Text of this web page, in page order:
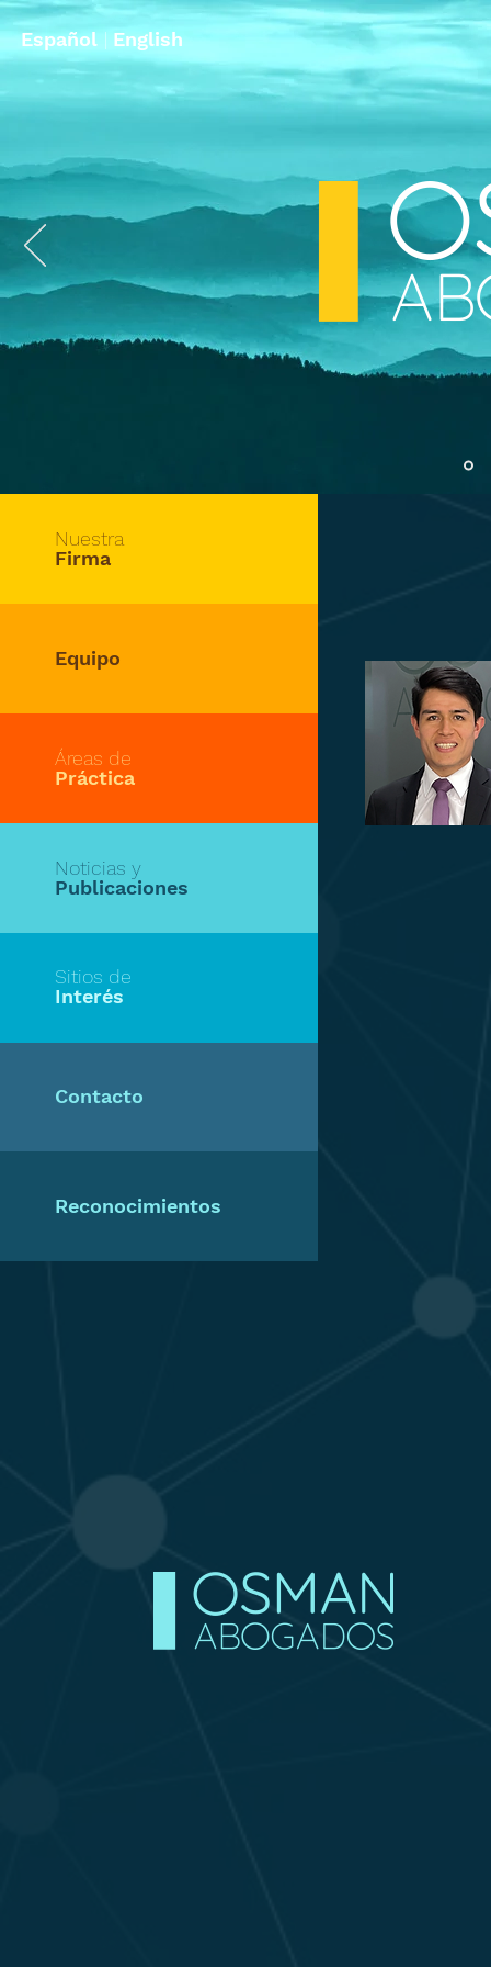
Español | English
Nuestra
Firma
Equipo
Áreas de
Práctica
Noticias y
Publicaciones
Sitios de
Interés
Contacto
Reconocimientos